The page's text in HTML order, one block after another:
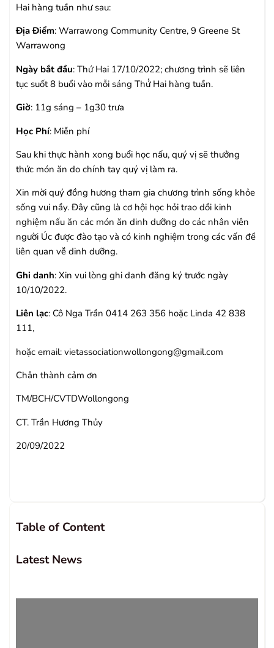
Hai hàng tuần như sau:
Địa Điểm: Warrawong Community Centre, 9 Greene St
Warrawong
Ngày bắt đầu: Thứ Hai 17/10/2022; chương trình sẽ liên
tục suốt 8 buổi vào mỗi sáng Thứ́ Hai hàng tuần.
Giờ: 11g sáng – 1g30 trưa
Học Phí: Miễn phí
Sau khi thực hành xong buổi học nấu, quý vị sẽ thưởng
thức món ăn do chính tay quý vị làm ra.
Xin mời quý đồng hương tham gia chương trình sống khỏe
sống vui nầy. Đây cũng là cơ hội học hỏi trao dồi kinh
nghiệm nấu ăn các món ăn dinh dưỡng do các nhân viên
người Úc được đào tạo và có kinh nghiệm trong các vấn đề
liên quan về̀ dinh dưỡng.
Ghi danh: Xin vui lòng ghi danh đăng ký trước ngày
10/10/2022.
Liên lạc: Cô Nga Trần 0414 263 356 hoặc Linda 42 838
111,
hoặc email: vietassociationwollongong@gmail.com
Chân thành cảm ơn
TM/BCH/CVTDWollongong
CT. Trần Hương Thủy
20/09/2022
Table of Content
Latest News